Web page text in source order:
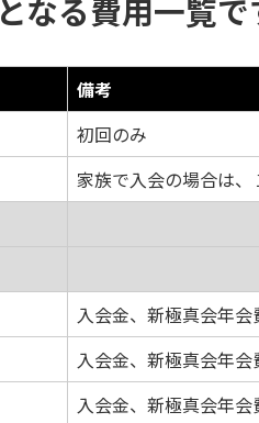
となる費用一覧で
備考
初回のみ
家族で入会の場合は、
入会金、新極真会年会
入会金、新極真会年会
入会金、新極真会年会